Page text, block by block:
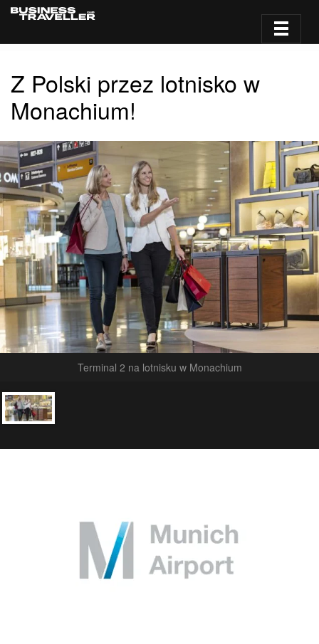
Z Polski przez lotnisko w
Monachium!
Terminal 2 na lotnisku w Monachium